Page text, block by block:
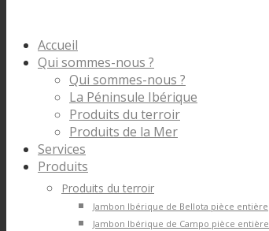
Accueil
Qui sommes-nous ?
Qui sommes-nous ?
La Péninsule Ibérique
Produits du terroir
Produits de la Mer
Services
Produits
Produits du terroir
Jambon Ibérique de Bellota pièce entière
Jambon Ibérique de Campo pièce entière